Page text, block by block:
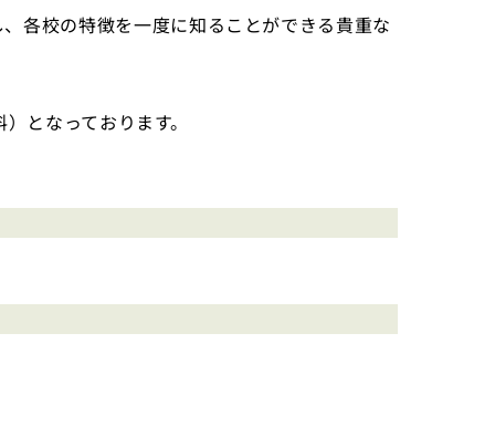
各校の特徴を一度に知ることができる貴重な
となっております。